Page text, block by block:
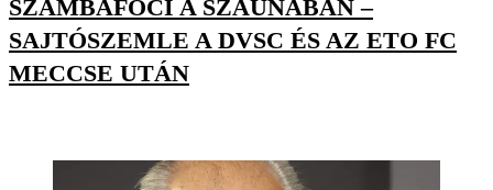
SZAMBAFOCI A SZAUNÁBAN –
SAJTÓSZEMLE A DVSC ÉS AZ ETO FC
MECCSE UTÁN